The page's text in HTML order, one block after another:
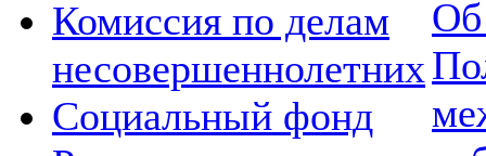
Комиссия по делам
несовершеннолетних
Социальный фонд
Об